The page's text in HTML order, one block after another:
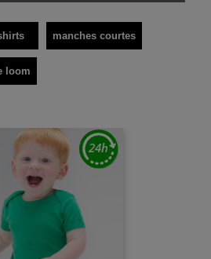
manches courtes
loom